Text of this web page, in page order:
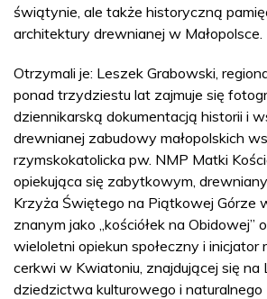
świątynie, ale także historyczną
architektury drewnianej w Małopolsce.
Otrzymali je: Leszek Grabowski,
ponad trzydziestu lat zajmuje się
dziennikarską dokumentacją historii i
drewnianej zabudowy małopolskich
rzymskokatolicka pw. NMP Matki
opiekująca się zabytkowym,
Krzyża Świętego na Piątkowej Górze
znanym jako „kościółek na Obidowej”
wieloletni opiekun społeczny i inicjator
cerkwi w Kwiatoniu, znajdującej się
dziedzictwa kulturowego i naturalnego